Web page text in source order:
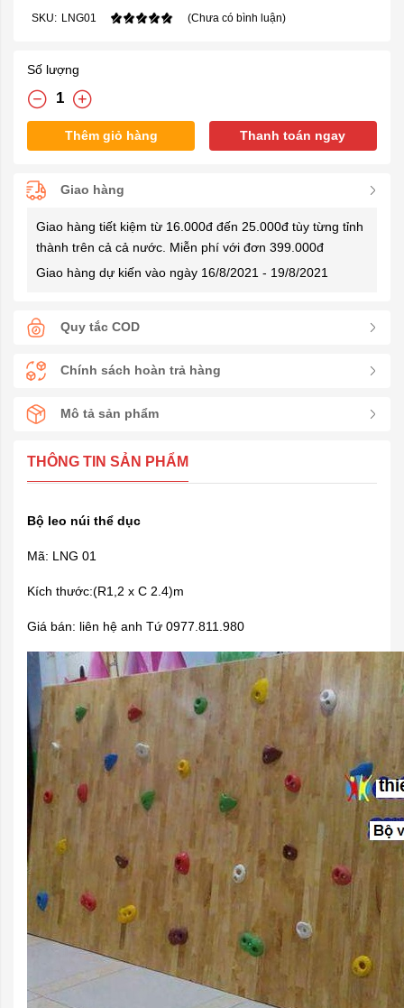
SKU: LNG01 (Chưa có bình luận)
Số lượng
Thêm giỏ hàng Thanh toán ngay
Giao hàng
Giao hàng tiết kiệm từ 16.000đ đến 25.000đ tùy từng tỉnh
thành trên cả cả nước. Miễn phí với đơn 399.000đ
Giao hàng dự kiến vào ngày 16/8/2021 - 19/8/2021
Quy tắc COD
Chính sách hoàn trả hàng
Mô tả sản phẩm
THÔNG TIN SẢN PHẨM
Bộ leo núi thể dục
Mã: LNG 01
Kích thước:(R1,2 x C 2.4)m
Giá bán: liên hệ anh Tứ 0977.811.980